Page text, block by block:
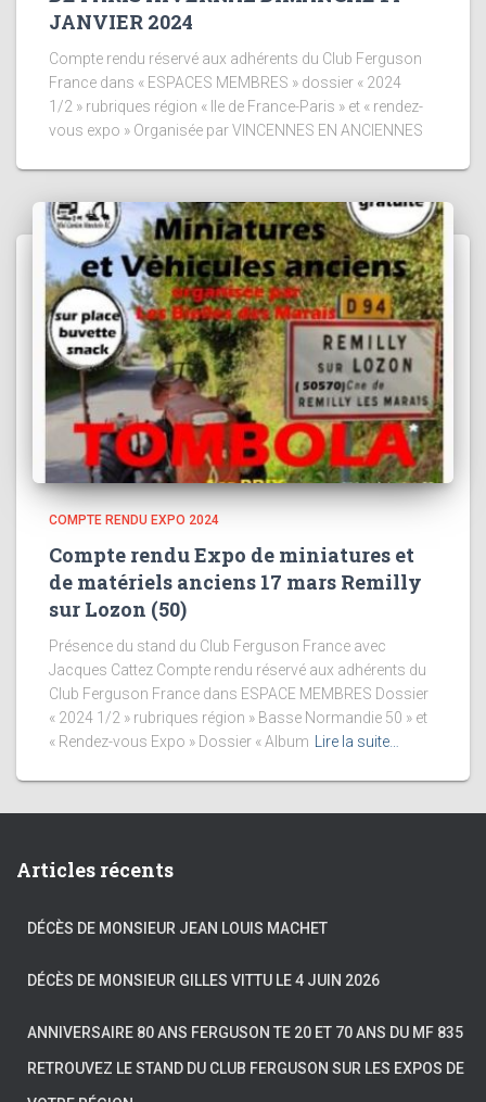
JANVIER 2024
Compte rendu réservé aux adhérents du Club Ferguson
France dans « ESPACES MEMBRES » dossier « 2024
1/2 » rubriques région « Ile de France-Paris » et « rendez-
vous expo » Organisée par VINCENNES EN ANCIENNES
COMPTE RENDU EXPO 2024
Compte rendu Expo de miniatures et
de matériels anciens 17 mars Remilly
sur Lozon (50)
Présence du stand du Club Ferguson France avec
Jacques Cattez Compte rendu réservé aux adhérents du
Club Ferguson France dans ESPACE MEMBRES Dossier
« 2024 1/2 » rubriques région » Basse Normandie 50 » et
« Rendez-vous Expo » Dossier « Album
Lire la suite…
Articles récents
DÉCÈS DE MONSIEUR JEAN LOUIS MACHET
DÉCÈS DE MONSIEUR GILLES VITTU LE 4 JUIN 2026
ANNIVERSAIRE 80 ANS FERGUSON TE 20 ET 70 ANS DU MF 835
RETROUVEZ LE STAND DU CLUB FERGUSON SUR LES EXPOS DE